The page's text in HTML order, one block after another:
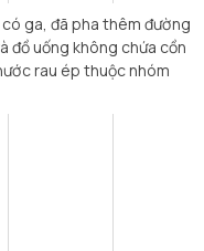
ga, đã pha thêm đường
đồ uống không chứa cồn
rau ép thuộc nhóm